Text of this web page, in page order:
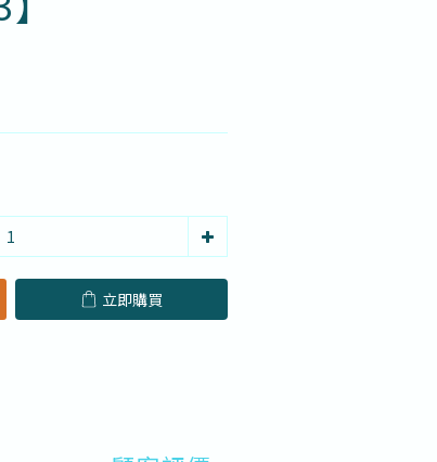
立即購買